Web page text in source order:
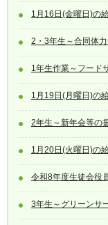
1月16日(金曜日)の
2・3年生～合同体
1年生作業～フード
1月19日(月曜日)の
2年生～新年会等の
1月20日(火曜日)の
令和8年度生徒会役
3年生～グリーンサ